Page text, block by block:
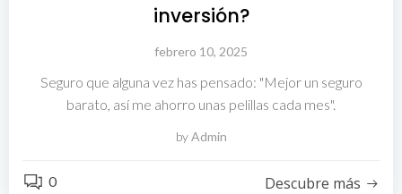
inversión?
febrero 10, 2025
Seguro que alguna vez has pensado: "Mejor un seguro
barato, así me ahorro unas pelillas cada mes".
byAdmin
0 Descubre más